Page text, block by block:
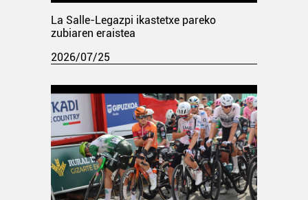
La Salle-Legazpi ikastetxe pareko
zubiaren eraistea
2026/07/25